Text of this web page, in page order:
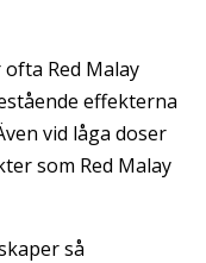
Red Malay
effekterna
vid låga doser
som Red Malay
så